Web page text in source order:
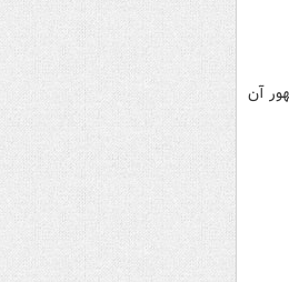
آن